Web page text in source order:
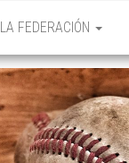
LA FEDERACIÓN